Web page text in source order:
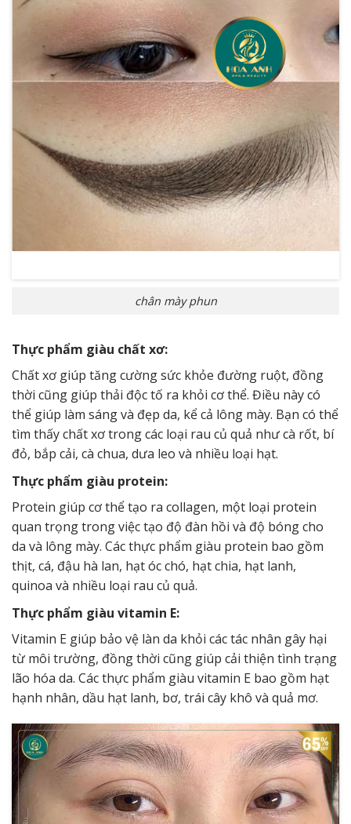
chân mày phun
Thực phẩm giàu chất xơ:
Chất xơ giúp tăng cường sức khỏe đường ruột, đồng
thời cũng giúp thải độc tố ra khỏi cơ thể. Điều này có
thể giúp làm sáng và đẹp da, kể cả lông mày. Bạn có thể
tìm thấy chất xơ trong các loại rau củ quả như cà rốt, bí
đỏ, bắp cải, cà chua, dưa leo và nhiều loại hạt.
Thực phẩm giàu protein:
Protein giúp cơ thể tạo ra collagen, một loại protein
quan trọng trong việc tạo độ đàn hồi và độ bóng cho
da và lông mày. Các thực phẩm giàu protein bao gồm
thịt, cá, đậu hà lan, hạt óc chó, hạt chia, hạt lanh,
quinoa và nhiều loại rau củ quả.
Thực phẩm giàu vitamin E:
Vitamin E giúp bảo vệ làn da khỏi các tác nhân gây hại
từ môi trường, đồng thời cũng giúp cải thiện tình trạng
lão hóa da. Các thực phẩm giàu vitamin E bao gồm hạt
hạnh nhân, dầu hạt lanh, bơ, trái cây khô và quả mơ.